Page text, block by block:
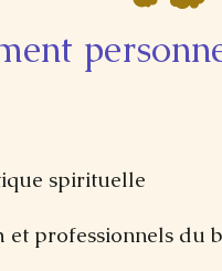
spirituelle
et professionnels du